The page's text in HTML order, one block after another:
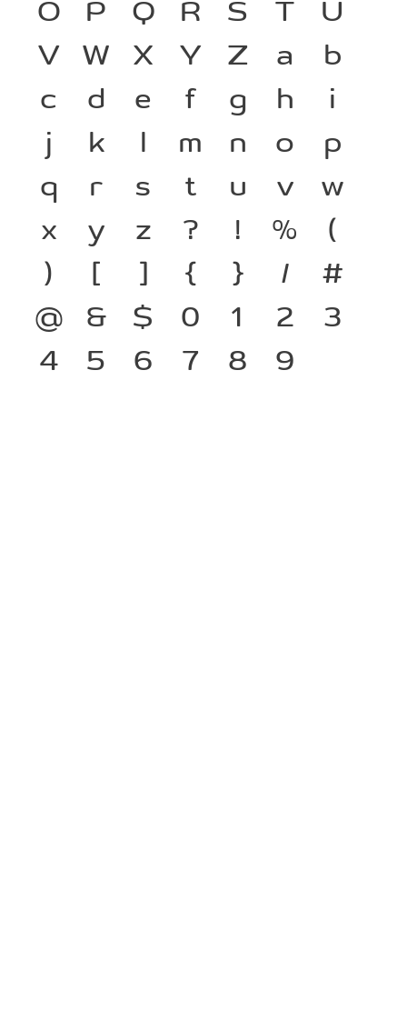
O
P Q R S T
U
V
W X Y Z a
b
c
d e f g h
i
j
k l m n o
p
q
r s t u v
w
x
y z ? ! %
(
)
[ ] { } /
#
@
& $ 0 1 2
3
4
5 6 7 8 9